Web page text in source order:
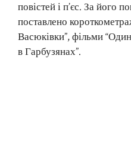
повістей і п’єс. За його
поставлено
Васюківки”, фільми
в Гарбузянах”.